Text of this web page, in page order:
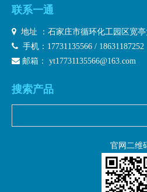
联系一通
 地址 ：石家庄市循环化工园区宽
 手机：17731135566 / 18631187252
 邮箱： yt17731135566@163.com
搜索产品
官网二维